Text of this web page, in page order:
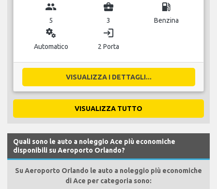
group
5
business_center
3
local_gas_station
Benzina
miscellaneous_services
Automatico
login
2 Porta
VISUALIZZA I DETTAGLI...
VISUALIZZA TUTTO
Quali sono le auto a noleggio Ace più economiche
disponibili su Aeroporto Orlando?
Su Aeroporto Orlando le auto a noleggio più economiche
di Ace per categoria sono: